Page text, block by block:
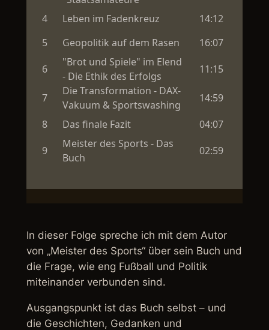
In dieser Folge spreche ich mit dem Autor
von „Meister des Sports“ über sein Buch und
die Frage, wie eng Fußball und Politik
miteinander verbunden sind.
Ausgangspunkt ist das Buch selbst – und
die Geschichten, Gedanken und